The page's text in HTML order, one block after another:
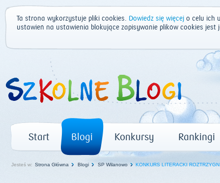
Ta strona wykorzystuje pliki cookies. Dowiedz się więcej o celu ich
ustawień na ustawienia blokujące zapisywanie plików cookies
Start Blogi Konkursy Rankingi
Jesteś w: Strona Główna Blogi SP Wilanowo KONKURS LITERACKI